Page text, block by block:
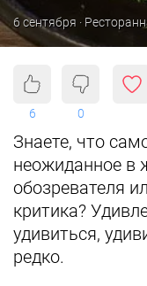
6 сентября ·
6 0
Знаете, что
неожиданное в
обозревателя
критика?
удивиться,
редко.